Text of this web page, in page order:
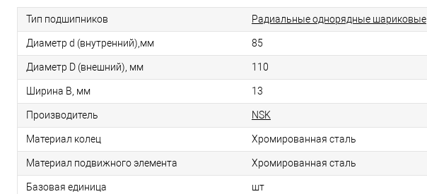
Тип подшипников Радиальные однорядные шариковые
Диаметр d (внутренний),мм 85
Диаметр D (внешний), мм 110
Ширина B, мм 13
Производитель NSK
Материал колец Хромированная сталь
Материал подвижного элемента Хромированная сталь
Базовая единица шт